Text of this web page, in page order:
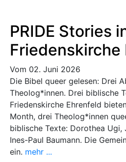
PRIDE Stories
Friedenskirche
Vom 02. Juni 2026
Die Bibel queer gelesen: Drei
Theolog*innen. Drei biblische
Friedenskirche Ehrenfeld
Month, drei Theolog*innen
biblische Texte: Dorothea Ugi,
Ines-Paul Baumann. Die
ein. mehr ...